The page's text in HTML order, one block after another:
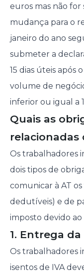
euros mas não for
mudança para o
janeiro do ano
submeter a
15 dias úteis após
volume de
inferior ou igual a
Quais as
relacionadas
Os trabalhadores
dois tipos de
comunicar à AT
dedutíveis) e de
imposto devido ao
1. Entrega
Os trabalhadores
isentos de IVA